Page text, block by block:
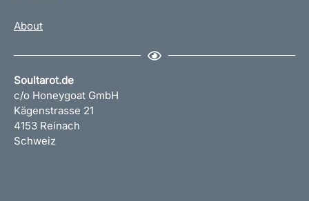
About
Soultarot.de
c/o Honeygoat GmbH
Kägenstrasse 21
4153 Reinach
Schweiz